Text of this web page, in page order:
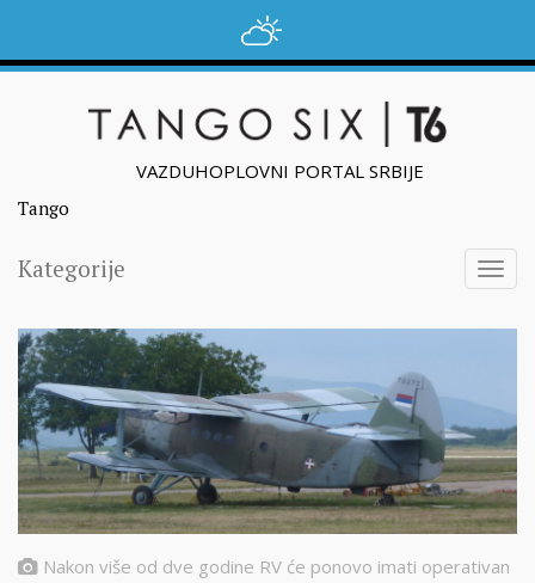
VAZDUHOPLOVNI PORTAL SRBIJE
Tango
Kategorije
Nakon više od dve godine RV će ponovo imati operativan